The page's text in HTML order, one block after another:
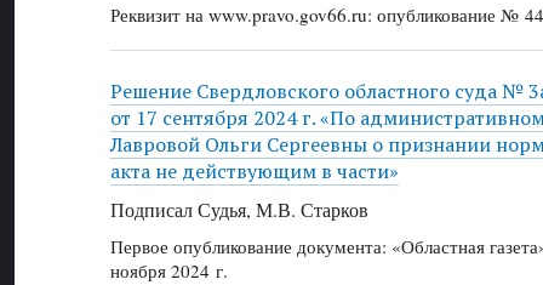
Реквизит на www.pravo.gov66.ru: опубликование №
Решение Свердловского областного суда №
от 17 сентября 2024 г. «По
Лавровой Ольги Сергеевны о признании
акта не действующим в части»
Подписал Судья, М.В. Старков
Первое опубликование документа: «Областная
ноября 2024 г.